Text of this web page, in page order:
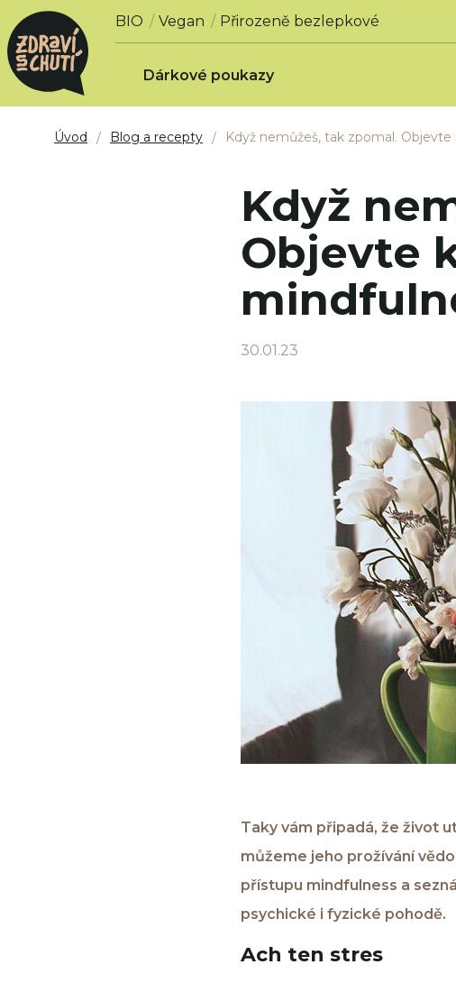
BIO Vegan Přirozeně bezlepkové
Dárkové poukazy
Úvod Blog a recepty Když nemůžeš, tak zpomal.
Když
Objevte
30.01.23
Taky vám připadá, že život
můžeme jeho prožívání
přístupu mindfulness a
psychické i fyzické pohodě.
Ach ten stres